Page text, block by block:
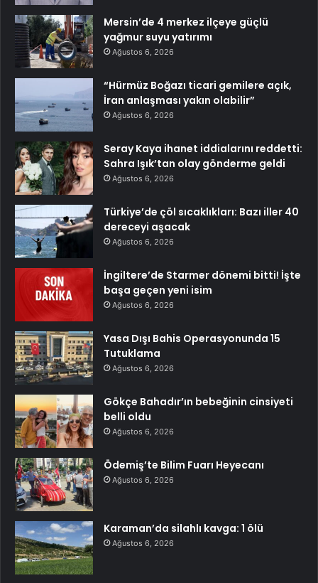
Mersin’de 4 merkez ilçeye güçlü
yağmur suyu yatırımı
Ağustos 6, 2026
“Hürmüz Boğazı ticari gemilere açık,
İran anlaşması yakın olabilir”
Ağustos 6, 2026
Seray Kaya ihanet iddialarını reddetti:
Sahra Işık’tan olay gönderme geldi
Ağustos 6, 2026
Türkiye’de çöl sıcaklıkları: Bazı iller 40
dereceyi aşacak
Ağustos 6, 2026
İngiltere’de Starmer dönemi bitti! İşte
başa geçen yeni isim
Ağustos 6, 2026
Yasa Dışı Bahis Operasyonunda 15
Tutuklama
Ağustos 6, 2026
Gökçe Bahadır’ın bebeğinin cinsiyeti
belli oldu
Ağustos 6, 2026
Ödemiş’te Bilim Fuarı Heyecanı
Ağustos 6, 2026
Karaman’da silahlı kavga: 1 ölü
Ağustos 6, 2026